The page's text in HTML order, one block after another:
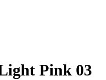
Pink 03